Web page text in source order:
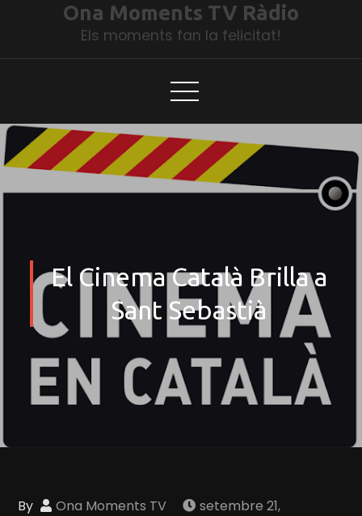
Ona Moments TV Ràdio
Els moments fan la felicitat!
El Cinema Català Brilla a
Sant Sebastià
By Ona Moments TV
setembre 21,